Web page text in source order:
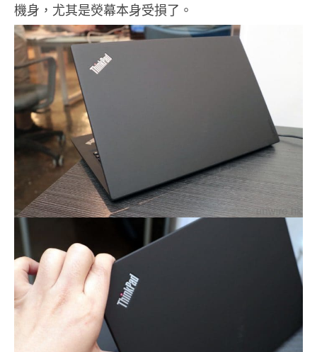
機身，尤其是熒幕本身受損了。